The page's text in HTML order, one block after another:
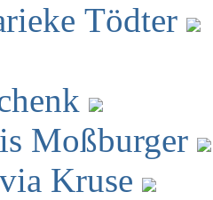
Tödter
Moßburger
Kruse